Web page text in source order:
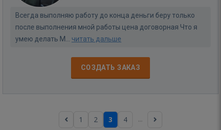
Всегда выполняю работу до конца деньги беру только
после выполнения мной работы цена договорная Что я
умею делать М... читать дальше
СОЗДАТЬ ЗАКАЗ
1 2 3 4 ...